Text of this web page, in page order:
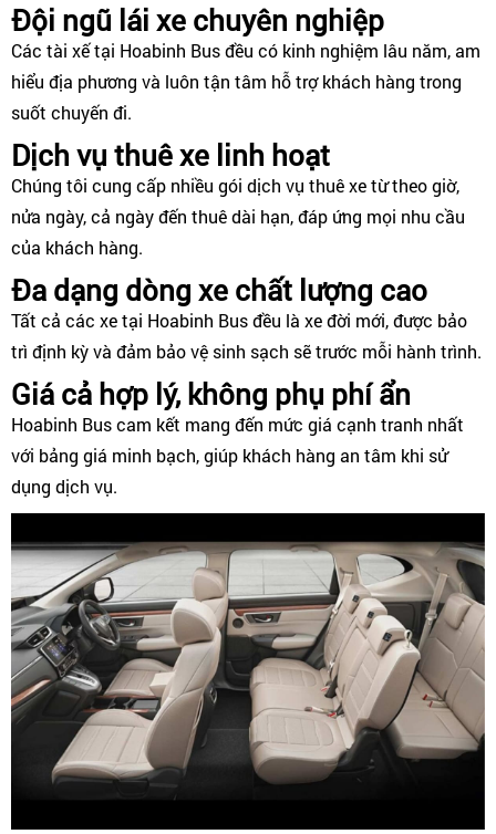
Đội ngũ lái xe chuyên nghiệp
Các tài xế tại Hoabinh Bus đều có kinh nghiệm lâu năm, am
hiểu địa phương và luôn tận tâm hỗ trợ khách hàng trong
suốt chuyến đi.
Dịch vụ thuê xe linh hoạt
Chúng tôi cung cấp nhiều gói dịch vụ thuê xe từ theo giờ,
nửa ngày, cả ngày đến thuê dài hạn, đáp ứng mọi nhu cầu
của khách hàng.
Đa dạng dòng xe chất lượng cao
Tất cả các xe tại Hoabinh Bus đều là xe đời mới, được bảo
trì định kỳ và đảm bảo vệ sinh sạch sẽ trước mỗi hành trình.
Giá cả hợp lý, không phụ phí ẩn
Hoabinh Bus cam kết mang đến mức giá cạnh tranh nhất
với bảng giá minh bạch, giúp khách hàng an tâm khi sử
dụng dịch vụ.